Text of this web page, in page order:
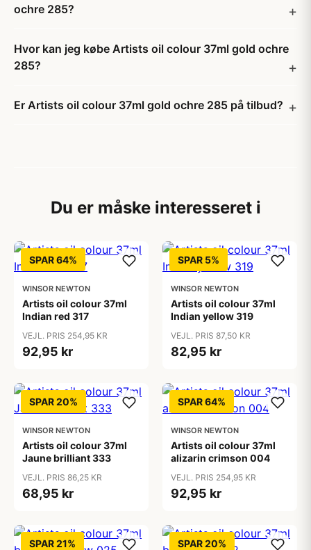
ochre 285?
Hvor kan jeg købe Artists oil colour 37ml gold ochre
285?
Er Artists oil colour 37ml gold ochre 285 på tilbud?
Du er måske interesseret i
SPAR 64%
WINSOR NEWTON
Artists oil colour 37ml
Indian red 317
VEJL. PRIS 254,95 KR
92,95 kr
SPAR 5%
WINSOR NEWTON
Artists oil colour 37ml
Indian yellow 319
VEJL. PRIS 87,50 KR
82,95 kr
SPAR 20%
WINSOR NEWTON
Artists oil colour 37ml
Jaune brilliant 333
VEJL. PRIS 86,25 KR
68,95 kr
SPAR 64%
WINSOR NEWTON
Artists oil colour 37ml
alizarin crimson 004
VEJL. PRIS 254,95 KR
92,95 kr
SPAR 21% SPAR 20%